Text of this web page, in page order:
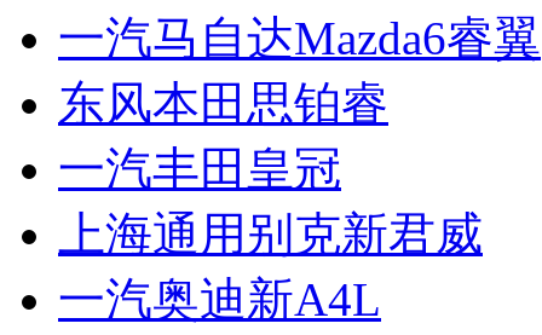
一汽马自达Mazda6睿翼
东风本田思铂睿
一汽丰田皇冠
上海通用别克新君威
一汽奥迪新A4L